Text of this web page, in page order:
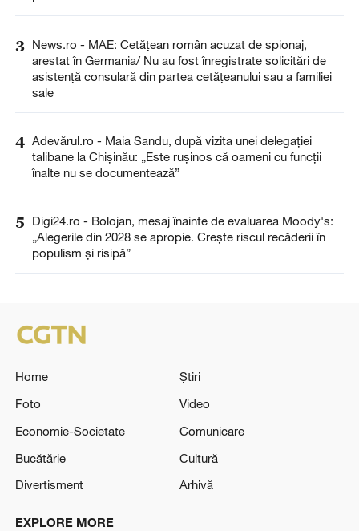
3 News.ro - MAE: Cetăţean român acuzat de spionaj,
arestat în Germania/ Nu au fost înregistrate solicitări de
asistenţă consulară din partea cetăţeanului sau a familiei
sale
4 Adevărul.ro - Maia Sandu, după vizita unei delegației
talibane la Chișinău: „Este rușinos că oameni cu funcții
înalte nu se documentează”
5
Digi24.ro - Bolojan, mesaj înainte de evaluarea Moody's:
„Alegerile din 2028 se apropie. Crește riscul recăderii în
populism și risipă”
Home
Știri
Foto
Video
Economie-Societate
Comunicare
Bucătărie
Cultură
Divertisment
Arhivă
EXPLORE MORE